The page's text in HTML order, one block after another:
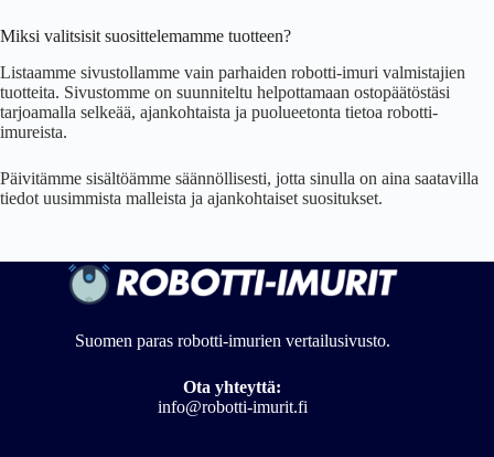
Miksi valitsisit suosittelemamme tuotteen?
Listaamme sivustollamme vain parhaiden robotti-imuri valmistajien
tuotteita. Sivustomme on suunniteltu helpottamaan ostopäätöstäsi
tarjoamalla selkeää, ajankohtaista ja puolueetonta tietoa robotti-
imureista.
Päivitämme sisältöämme säännöllisesti, jotta sinulla on aina saatavilla
tiedot uusimmista malleista ja ajankohtaiset suositukset.
Suomen paras robotti-imurien vertailusivusto.
Ota yhteyttä:
info@robotti-imurit.fi